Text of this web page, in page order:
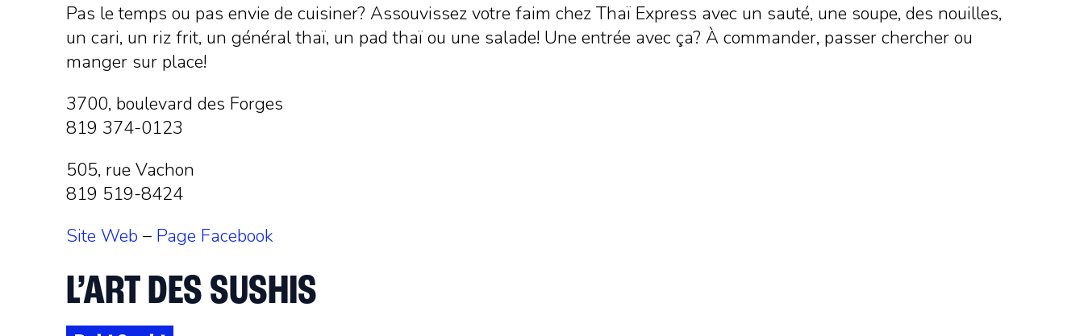
Pas le temps ou pas envie de cuisiner? Assouvissez votre faim chez Thaï Express avec un sauté, une soupe, des nouilles,
un cari, un riz frit, un général thaï, un pad thaï ou une salade! Une entrée avec ça? À commander, passer chercher ou
manger sur place!
3700, boulevard des Forges
819 374-0123
505, rue Vachon
819 519-8424
Site Web – Page Facebook
L’ART DES SUSHIS